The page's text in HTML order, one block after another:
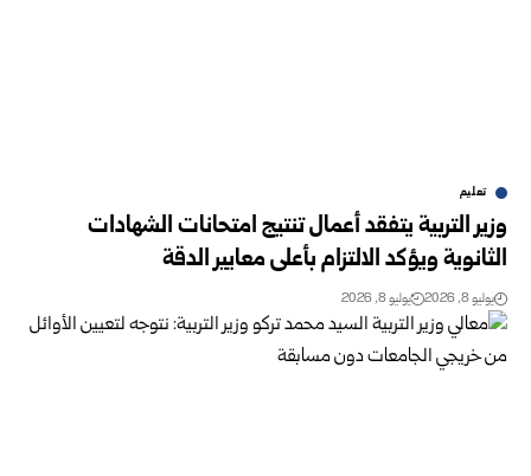
تعليم
وزير التربية يتفقد أعمال تنتيج امتحانات الشهادات
الثانوية ويؤكد الالتزام بأعلى معايير الدقة
يوليو 8, 2026 يوليو 8, 2026